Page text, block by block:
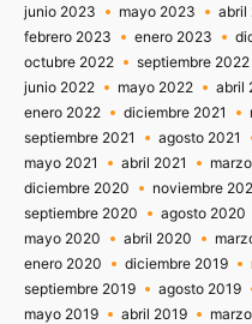
junio 2023
mayo 2023 abril
febrero 2023
enero 2023
octubre 2022
septiembre 2022
junio 2022
mayo 2022 abril
enero 2022
diciembre 2021
septiembre 2021
agosto 2021
mayo 2021
abril 2021
diciembre 2020
noviembre
septiembre 2020
agosto 2020
mayo 2020
abril 2020
enero 2020
diciembre 2019
septiembre 2019
agosto 2019
mayo 2019
abril 2019